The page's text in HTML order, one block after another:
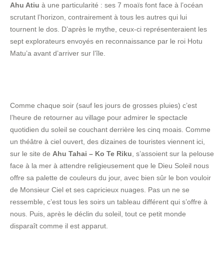
Ahu Atiu à une particularité : ses 7 moaïs font face à l’océan
scrutant l’horizon, contrairement à tous les autres qui lui
tournent le dos. D’après le mythe, ceux-ci représenteraient les
sept explorateurs envoyés en reconnaissance par le roi Hotu
Matu’a avant d’arriver sur l’île.
Comme chaque soir (sauf les jours de grosses pluies) c’est
l’heure de retourner au village pour admirer le spectacle
quotidien du soleil se couchant derrière les cinq moais. Comme
un théâtre à ciel ouvert, des dizaines de touristes viennent ici,
sur le site de Ahu Tahai – Ko Te Riku , s’assoient sur la pelouse
face à la mer à attendre religieusement que le Dieu Soleil nous
offre sa palette de couleurs du jour, avec bien sûr le bon vouloir
de Monsieur Ciel et ses capricieux nuages. Pas un ne se
ressemble, c’est tous les soirs un tableau différent qui s’offre à
nous. Puis, après le déclin du soleil, tout ce petit monde
disparaît comme il est apparut.